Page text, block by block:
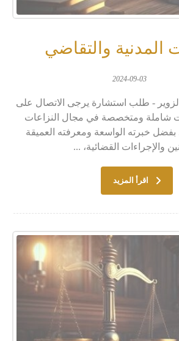
المدنية والتقاضي
2024-09-03
- طلب استشارة يرجى الاتصال على
- خدمات شاملة ومتخصصة في مجال النزاعات
بفضل خبرته الواسعة ومعرفته العميقة
والإجراءات القضائية، ...
اقرأ المزيد